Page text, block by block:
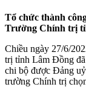
Tổ chức thành
Trường Chính trị
Chiều ngày 27/6/
trị tỉnh Lâm Đồng
chi bộ được Đảng
trường Chính trị